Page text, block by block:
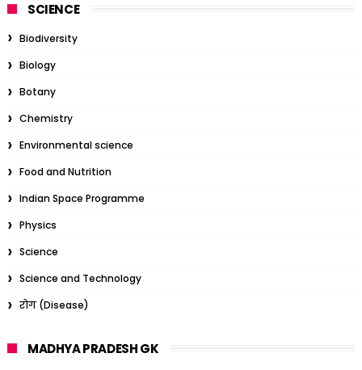
SCIENCE
Biodiversity
Biology
Botany
Chemistry
Environmental science
Food and Nutrition
Indian Space Programme
Physics
Science
Science and Technology
रोग (Disease)
MADHYA PRADESH GK